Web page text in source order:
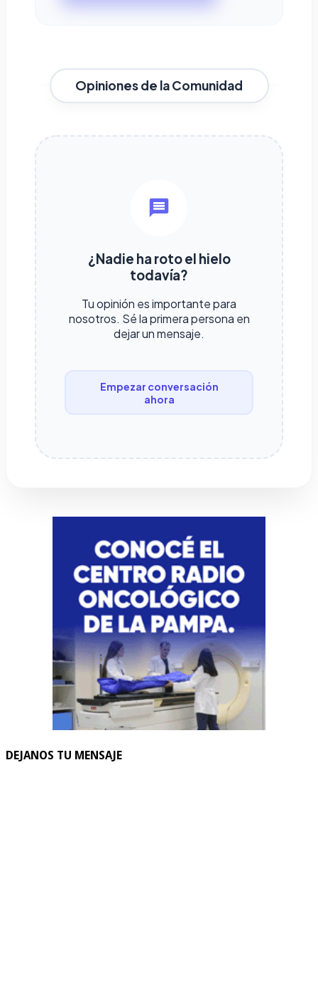
Opiniones de la Comunidad
¿Nadie ha roto el hielo
todavía?
Tu opinión es importante para
nosotros. Sé la primera persona en
dejar un mensaje.
Empezar conversación
ahora
DEJANOS TU MENSAJE